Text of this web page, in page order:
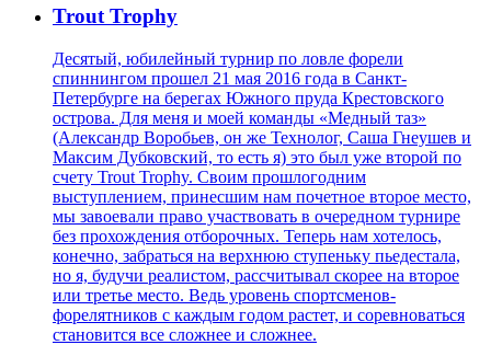
Trout Trophy
Десятый, юбилейный турнир по ловле форели
спиннингом прошел 21 мая 2016 года в Санкт-
Петербурге на берегах Южного пруда Крестовского
острова. Для меня и моей команды «Медный таз»
(Александр Воробьев, он же Технолог, Саша Гнеушев и
Максим Дубковский, то есть я) это был уже второй по
счету Trout Trophy. Своим прошлогодним
выступлением, принесшим нам почетное второе место,
мы завоевали право участвовать в очередном турнире
без прохождения отборочных. Теперь нам хотелось,
конечно, забраться на верхнюю ступеньку пьедестала,
но я, будучи реалистом, рассчитывал скорее на второе
или третье место. Ведь уровень спортсменов-
форелятников с каждым годом растет, и соревноваться
становится все сложнее и сложнее.